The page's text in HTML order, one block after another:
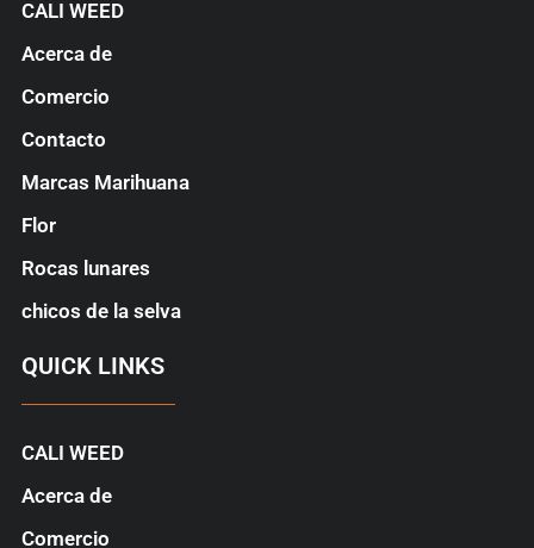
CALI WEED
Acerca de
Comercio
Contacto
Marcas Marihuana
Flor
Rocas lunares
chicos de la selva
QUICK LINKS
CALI WEED
Acerca de
Comercio